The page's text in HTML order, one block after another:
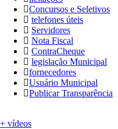
Concursos e Seletivos
telefones úteis
Servidores
Nota Fiscal
ContraCheque
legislação Municipal
fornecedores
Usuário Municipal
Publicar Transparência
+ vídeos